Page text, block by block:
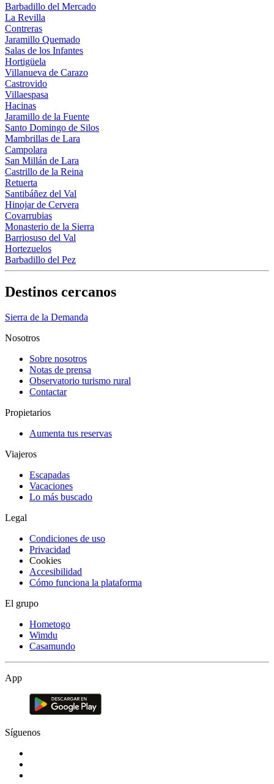
Barbadillo del Mercado
La Revilla
Contreras
Jaramillo Quemado
Salas de los Infantes
Hortigüela
Villanueva de Carazo
Castrovido
Villaespasa
Hacinas
Jaramillo de la Fuente
Santo Domingo de Silos
Mambrillas de Lara
Campolara
San Millán de Lara
Castrillo de la Reina
Retuerta
Santibáñez del Val
Hinojar de Cervera
Covarrubias
Monasterio de la Sierra
Barriosuso del Val
Hortezuelos
Barbadillo del Pez
Destinos cercanos
Sierra de la Demanda
Nosotros
Sobre nosotros
Notas de prensa
Observatorio turismo rural
Contactar
Propietarios
Aumenta tus reservas
Viajeros
Escapadas
Vacaciones
Lo más buscado
Legal
Condiciones de uso
Privacidad
Cookies
Accesibilidad
Cómo funciona la plataforma
El grupo
Hometogo
Wimdu
Casamundo
App
Síguenos